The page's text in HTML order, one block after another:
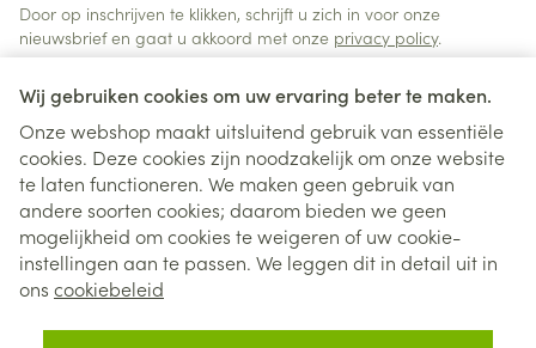
Wij gebruiken cookies om uw ervaring beter te maken.
Onze webshop maakt uitsluitend gebruik van essentiële
cookies. Deze cookies zijn noodzakelijk om onze website
te laten functioneren. We maken geen gebruik van
andere soorten cookies; daarom bieden we geen
mogelijkheid om cookies te weigeren of uw cookie-
instellingen aan te passen. We leggen dit in detail uit in
ons cookiebeleid
Door op inschrijven te klikken, schrijft u zich in voor onze
nieuwsbrief en gaat u akkoord met onze privacy policy.
Juridische links